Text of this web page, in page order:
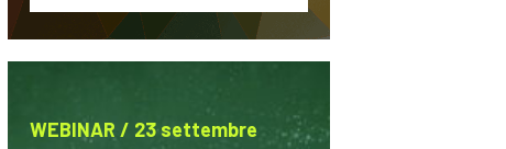
WEBINAR / 23 settembre